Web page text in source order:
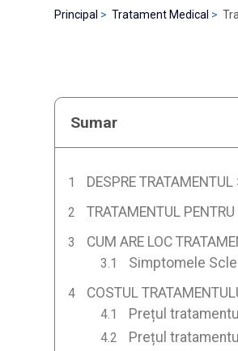
Principal Tratament Medical
Sumar
DESPRE
TRATAMENTUL
CUM ARE LOC
Simptomele
COSTUL
Prețul
Prețul